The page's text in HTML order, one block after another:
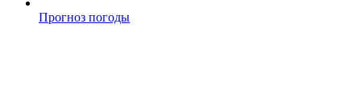
Прогноз погоды